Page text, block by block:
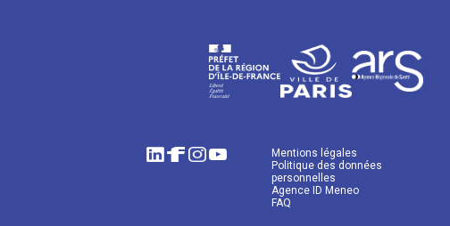
Mentions légales
Politique des données
personnelles
Agence ID Meneo
FAQ